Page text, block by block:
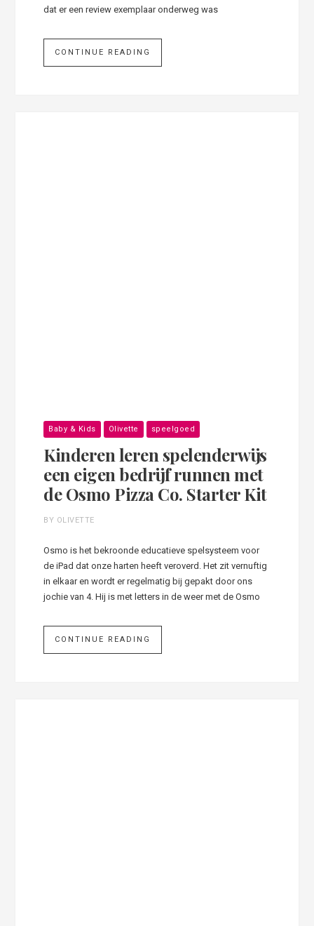
dat er een review exemplaar onderweg was
CONTINUE READING
Baby & Kids Olivette speelgoed
Kinderen leren spelenderwijs
een eigen bedrijf runnen met
de Osmo Pizza Co. Starter Kit
BY OLIVETTE
Osmo is het bekroonde educatieve spelsysteem voor
de iPad dat onze harten heeft veroverd. Het zit vernuftig
in elkaar en wordt er regelmatig bij gepakt door ons
jochie van 4. Hij is met letters in de weer met de Osmo
CONTINUE READING